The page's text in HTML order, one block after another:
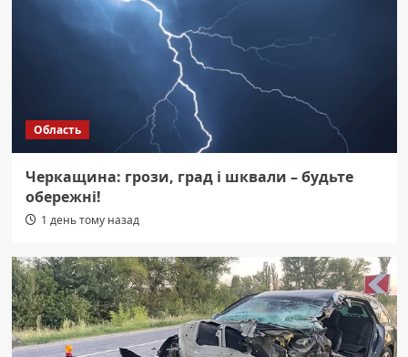
Область
Черкащина: грози, град і шквали – будьте
обережні!
1 день тому назад